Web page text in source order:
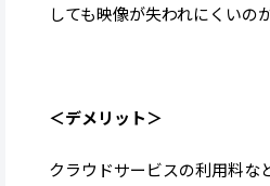
しても映像が失われにくいの
＜デメリット＞
クラウドサービスの利用料な